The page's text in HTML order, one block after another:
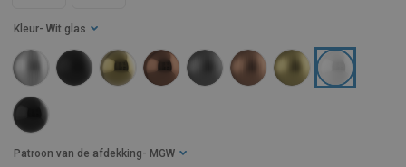
Kleur - Wit glas
Patroon van de afdekking - MGW